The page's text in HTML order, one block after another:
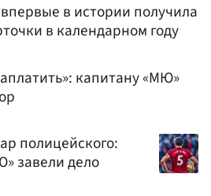
в истории получила
в календарном году
капитану «МЮ»
полицейского:
завели дело